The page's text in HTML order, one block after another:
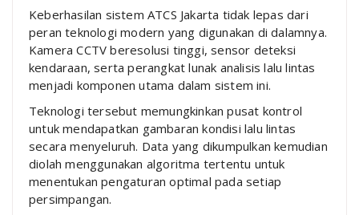
Keberhasilan sistem ATCS Jakarta tidak lepas dari
peran teknologi modern yang digunakan di dalamnya.
Kamera CCTV beresolusi tinggi, sensor deteksi
kendaraan, serta perangkat lunak analisis lalu lintas
menjadi komponen utama dalam sistem ini.
Teknologi tersebut memungkinkan pusat kontrol
untuk mendapatkan gambaran kondisi lalu lintas
secara menyeluruh. Data yang dikumpulkan kemudian
diolah menggunakan algoritma tertentu untuk
menentukan pengaturan optimal pada setiap
persimpangan.